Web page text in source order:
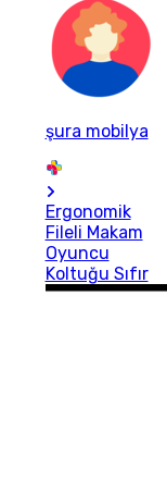
şura mobilya
Ergonomik
Fileli Makam
Oyuncu
Koltuğu Sıfır